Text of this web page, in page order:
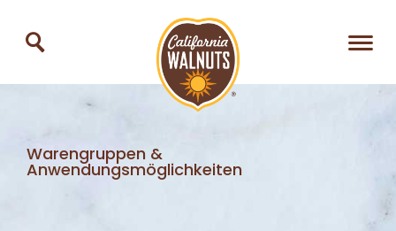
Warengruppen &
Anwendungsmöglichkeiten